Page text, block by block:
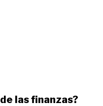
las finanzas?